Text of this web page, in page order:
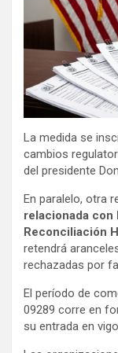
La medida se
cambios
del presidente
En paralelo, otra
relacionada con
Reconciliación
retendrá
rechazadas por
El período de
09289 corre en
su entrada en